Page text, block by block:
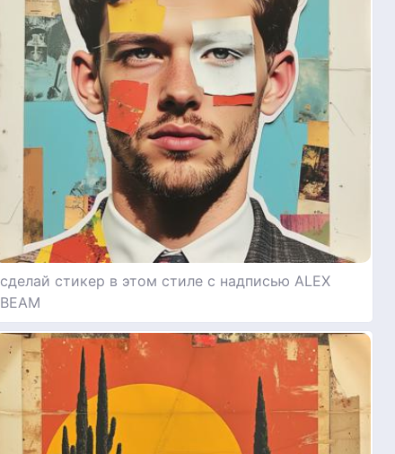
сделай стикер в этом стиле с надписью ALEX
BEAM